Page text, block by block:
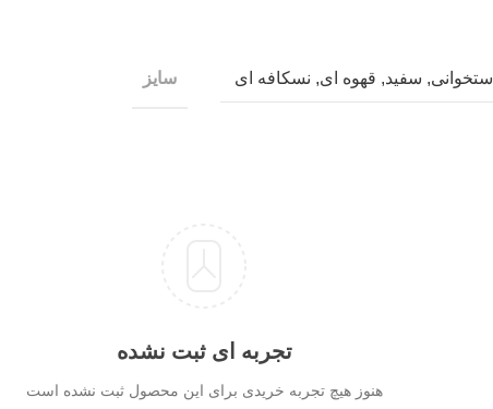
استخوانی, سفید, قهوه ای, نسکافه ای سایز
تجربه ای ثبت نشده
هنوز هیچ تجربه خریدی برای این محصول ثبت نشده است